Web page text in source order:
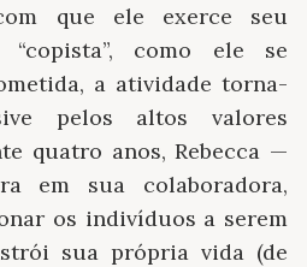
que ele exerce seu
como ele se
a atividade torna-
pelos altos valores
quatro anos, Rebecca —
em sua colaboradora,
os indivíduos a serem
sua própria vida (de